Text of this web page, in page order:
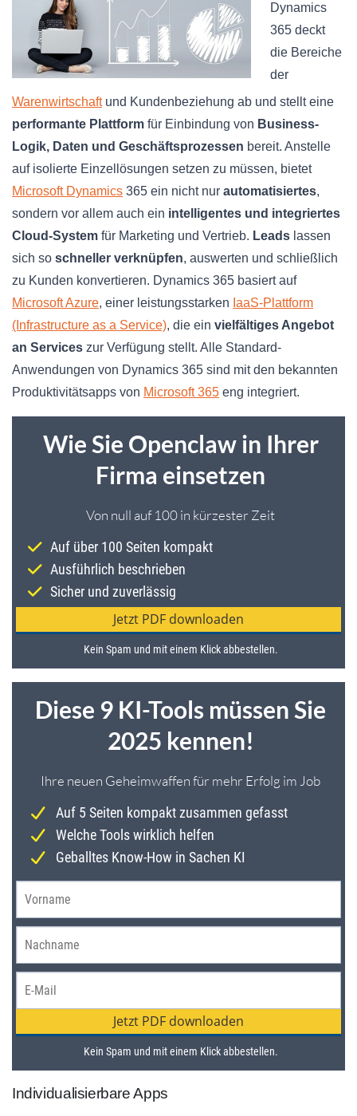
Dynamics
365 deckt
die Bereiche
der
Warenwirtschaftund Kundenbeziehung ab und stellt eine
performante Plattform für Einbindung von Business-
Logik, Daten und Geschäftsprozessen bereit. Anstelle
auf isolierte Einzellösungen setzen zu müssen, bietet
Microsoft Dynamics 365 ein nicht nur automatisiertes,
sondern vor allem auch ein intelligentes und integriertes
Cloud-System für Marketing und Vertrieb. Leads lassen
sich so schneller verknüpfen, auswerten und schließlich
zu Kunden konvertieren. Dynamics 365 basiert auf
Microsoft Azure, einer leistungsstarken IaaS-Plattform
(Infrastructure as a Service), die ein vielfältiges Angebot
an Services zur Verfügung stellt. Alle Standard-
Anwendungen von Dynamics 365 sind mit den bekannten
Produktivitätsapps von Microsoft 365 eng integriert.
Individualisierbare Apps